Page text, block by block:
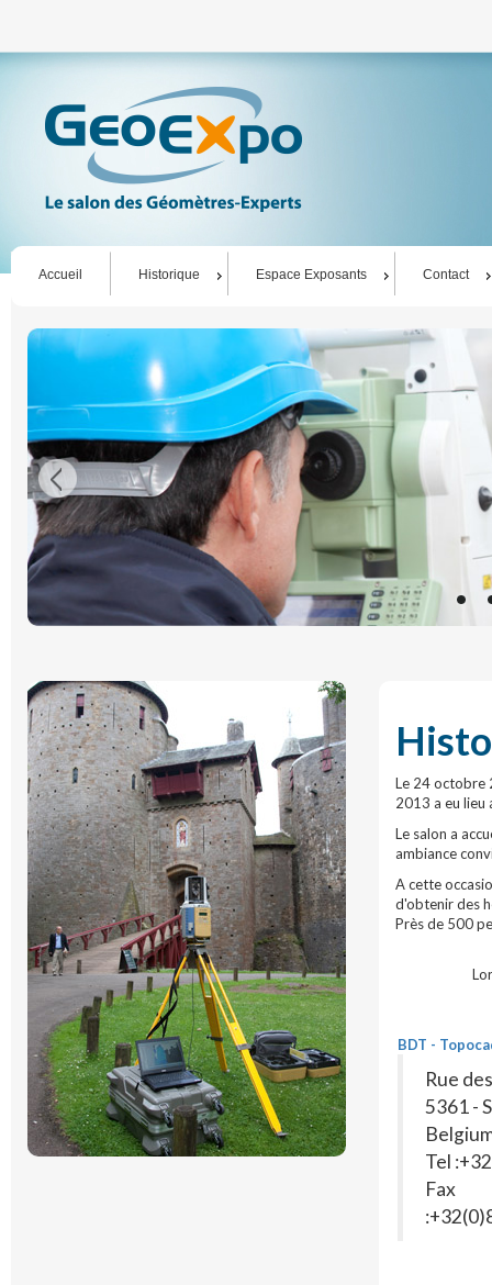
Accueil Historique Espace Exposants Contact
Le 24 octobre
2013 a eu lieu
Le salon a
ambiance
A cette
d'obtenir des
Près de 500
BDT -
Rue
5361 -
Tel
Fax